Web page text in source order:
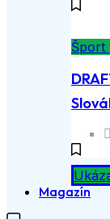
Šport
Magazín